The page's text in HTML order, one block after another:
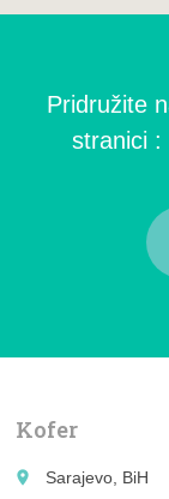
Pridružite
stranici :
Kofer
place
Sarajevo, BiH